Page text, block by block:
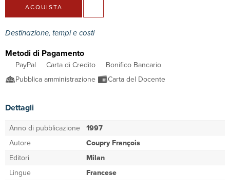
ACQUISTA
Destinazione, tempi e costi
Metodi di Pagamento
PayPal Carta di Credito
Bonifico Bancario
Pubblica amministrazione
Carta del Docente
Dettagli
Anno di pubblicazione 1997
Autore
Coupry François
Editori
Milan
Lingue
Francese